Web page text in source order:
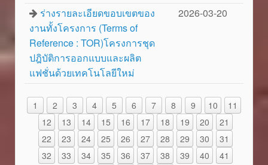
ร่างรายละเอียดขอบเขตของ
งานทั้งโครงการ (Terms of
Reference : TOR)โครงการชุด
ปฎิบัติการออกแบบและผลิต
แฟชั่นด้วยเทคโนโลยีใหม่
2026-03-20
1 2 3 4 5 6 7 8 9 10
11
12
13 14 15 16 17 18 19 20
21
22
23 24 25 26 27 28 29 30
31
32
33 34 35 36 37 38 39 40
41